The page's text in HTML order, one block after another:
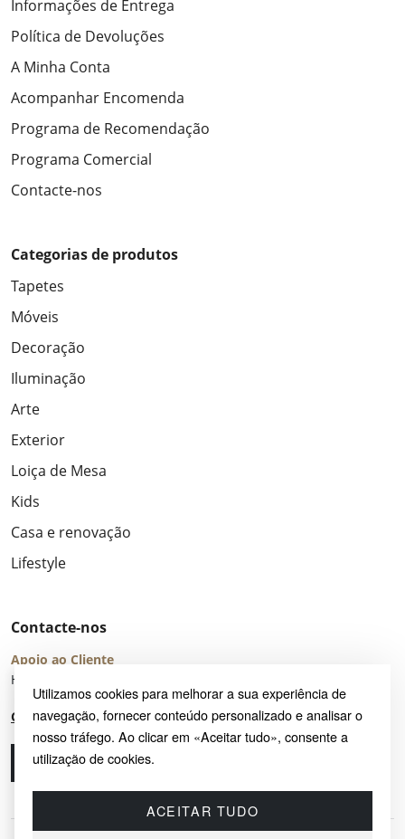
Utilizamos cookies para melhorar a sua experiência de
navegação, fornecer conteúdo personalizado e analisar o
nosso tráfego. Ao clicar em «Aceitar tudo», consente a
utilização de cookies.
ACEITAR TUDO
Informações de Entrega
Política de Devoluções
A Minha Conta
Acompanhar Encomenda
Programa de Recomendação
Programa Comercial
Contacte-nos
Categorias de produtos
Tapetes
Móveis
Decoração
Iluminação
Arte
Exterior
Loiça de Mesa
Kids
Casa e renovação
Lifestyle
Contacte-nos
Apoio ao Cliente
Horário de Atendimento: seg – sex 8:00 – 16:00 (UTC+2)
Centro de Ajuda
Ligue-nos